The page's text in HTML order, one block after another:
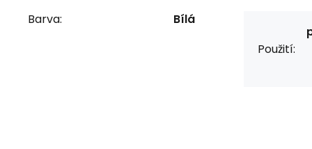
Barva: Bílá
Použití: